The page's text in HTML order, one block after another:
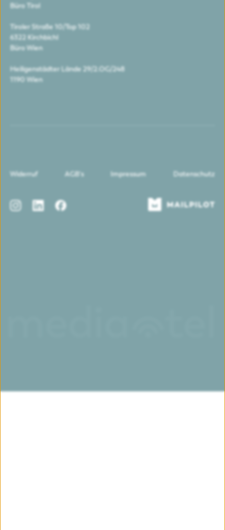
Büro Tirol
Tiroler Straße 10/Top 102
6322 Kirchbichl
Büro Wien
Heiligenstädter Lände 29/2.OG/248
1190 Wien
Widerruf AGB's Impressum Datenschutz
Instagram
LinkedIn Facebook Mailpilot